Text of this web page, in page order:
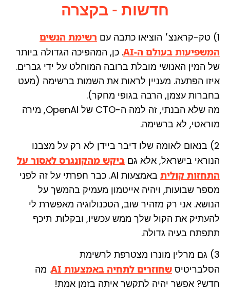
חדשות - בקצרה
1) טק-קראנצ׳ הוציאו כתבה עם
רשימת הנשים
המשפיעות בעולם ה-AI
. כן, המהפיכה הגדולה ביותר
של המין האנושי מובלת ברובה המוחלט על ידי גברים.
איזו הפתעה. מעניין לראות את השמות ברשימה (מעט
בחברות עצמן, הרבה בגופי מחקר).
מה שלא הבנתי, זה למה ה-CTO של OpenAI, מירה
מוראטי, לא ברשימה.
2) בנאום לאומה שלו דיבר ביידן לא רק על מצבנו
הנוראי בישראל, אלא גם ביקש מהקונגרס לאסור על
התחזות קולית
באמצעות AI. כבר חפרתי על זה לפני
מספר שבועות, ויהיה אייטמון מעמיק בהמשך על
הנושא. אני רק מזהיר שוב, הטכנולוגיה מאפשרת לי
להעתיק את הקול שלך ממש עכשיו, ובקלות. תיכף
תתפתח בעיה גדולה.
3) גם מרלין מונרו מצטרפת לרשימת
הסלבריטיס שחוזרים לתחיה באמצעות AI
. מה
חדש? אפשר יהיה לתקשר איתה בזמן אמת!